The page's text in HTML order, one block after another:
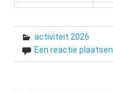
activiteit 2026
Een reactie plaatsen